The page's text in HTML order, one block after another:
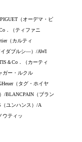
（オーデマ・ピ
．（ティファニ
（カルティ
イダブルシ―）/AWI
＆Co．（カーティ
ガー・ルクル
（タグ・ホイヤ
/BLANCPAIN（ブラン
（ユンハンス）/A
ウティッ